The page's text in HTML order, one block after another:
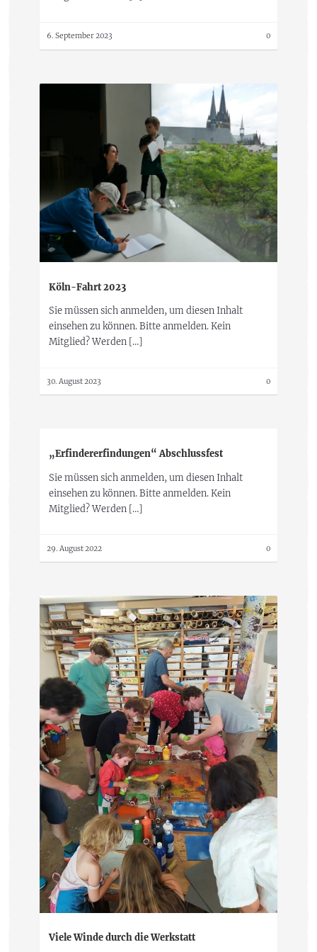
6. September 2023 0
Köln-Fahrt 2023
Sie müssen sich anmelden, um diesen Inhalt
einsehen zu können. Bitte anmelden. Kein
Mitglied? Werden […]
30. August 2023 0
„Erfindererfindungen“ Abschlussfest
Sie müssen sich anmelden, um diesen Inhalt
einsehen zu können. Bitte anmelden. Kein
Mitglied? Werden […]
29. August 2022 0
Viele Winde durch die Werkstatt